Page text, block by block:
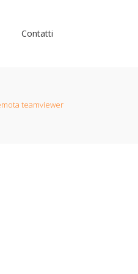
Contatti
teamviewer